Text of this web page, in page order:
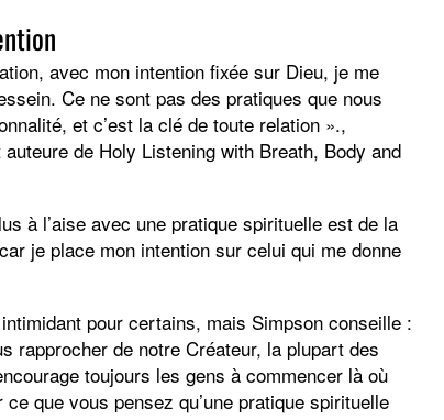
avec mon intention fixée sur Dieu, je me
Ce ne sont pas des pratiques que nous
et c’est la clé de toute relation ».,
de Holy Listening with Breath, Body and
à l’aise avec une pratique spirituelle est de la
je place mon intention sur celui qui me donne
pour certains, mais Simpson conseille :
rapprocher de notre Créateur, la plupart des
toujours les gens à commencer là où
que vous pensez qu’une pratique spirituelle